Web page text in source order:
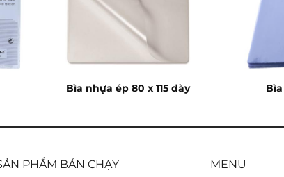
Bìa nhựa ép 80 x 115 dày
PHẨM BÁN CHẠY MENU